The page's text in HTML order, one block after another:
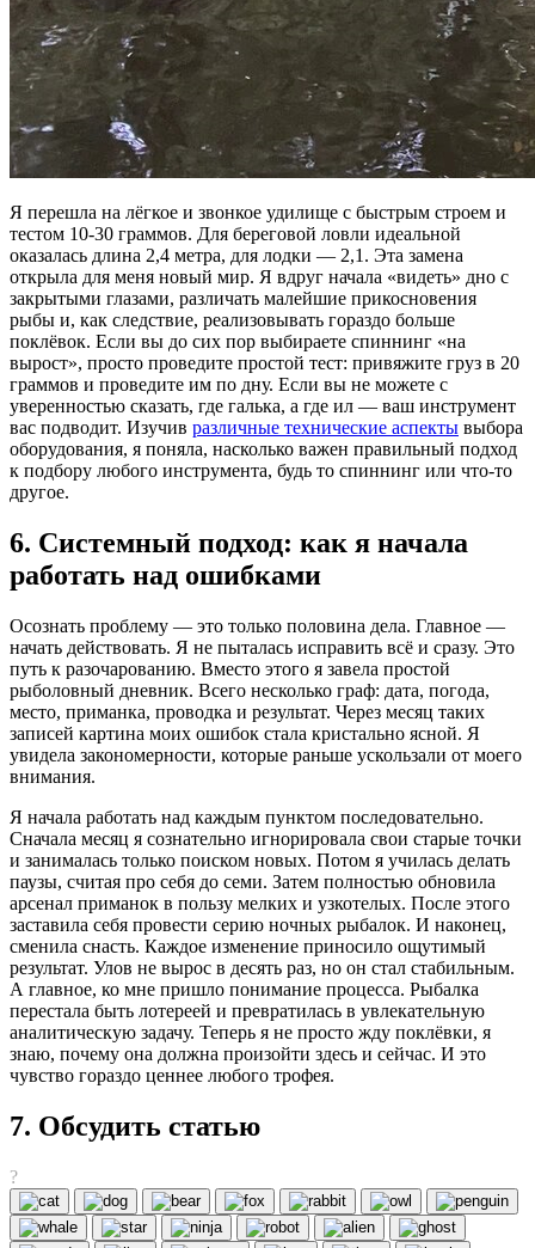
Я перешла на лёгкое и звонкое удилище с быстрым строем и
тестом 10-30 граммов. Для береговой ловли идеальной
оказалась длина 2,4 метра, для лодки — 2,1. Эта замена
открыла для меня новый мир. Я вдруг начала «видеть» дно с
закрытыми глазами, различать малейшие прикосновения
рыбы и, как следствие, реализовывать гораздо больше
поклёвок. Если вы до сих пор выбираете спиннинг «на
вырост», просто проведите простой тест: привяжите груз в 20
граммов и проведите им по дну. Если вы не можете с
уверенностью сказать, где галька, а где ил — ваш инструмент
вас подводит. Изучив различные технические аспекты выбора
оборудования, я поняла, насколько важен правильный подход
к подбору любого инструмента, будь то спиннинг или что-то
другое.
6. Системный подход: как я начала
работать над ошибками
Осознать проблему — это только половина дела. Главное —
начать действовать. Я не пыталась исправить всё и сразу. Это
путь к разочарованию. Вместо этого я завела простой
рыболовный дневник. Всего несколько граф: дата, погода,
место, приманка, проводка и результат. Через месяц таких
записей картина моих ошибок стала кристально ясной. Я
увидела закономерности, которые раньше ускользали от моего
внимания.
Я начала работать над каждым пунктом последовательно.
Сначала месяц я сознательно игнорировала свои старые точки
и занималась только поиском новых. Потом я училась делать
паузы, считая про себя до семи. Затем полностью обновила
арсенал приманок в пользу мелких и узкотелых. После этого
заставила себя провести серию ночных рыбалок. И наконец,
сменила снасть. Каждое изменение приносило ощутимый
результат. Улов не вырос в десять раз, но он стал стабильным.
А главное, ко мне пришло понимание процесса. Рыбалка
перестала быть лотереей и превратилась в увлекательную
аналитическую задачу. Теперь я не просто жду поклёвки, я
знаю, почему она должна произойти здесь и сейчас. И это
чувство гораздо ценнее любого трофея.
7. Обсудить статью
?